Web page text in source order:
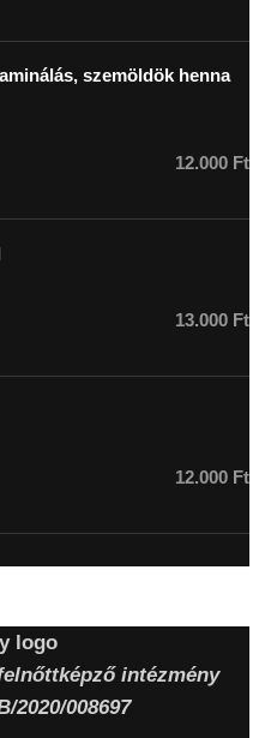
szemöldök henna
12.000 Ft
13.000 Ft
12.000 Ft
intézmény
2020/008697